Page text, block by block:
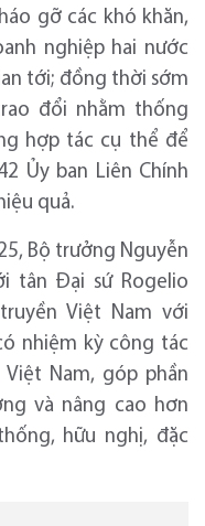
gỡ các khó khăn,
nghiệp hai nước
tới; đồng thời sớm
đổi nhằm thống
hợp tác cụ thể để
Ủy ban Liên Chính
quả.
Bộ trưởng Nguyễn
tân Đại sứ Rogelio
Việt Nam với
nhiệm kỳ công tác
Nam, góp phần
và nâng cao hơn
hữu nghị, đặc